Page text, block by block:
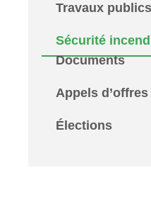
Travaux publics
Sécurité
Documents
Appels
Élections